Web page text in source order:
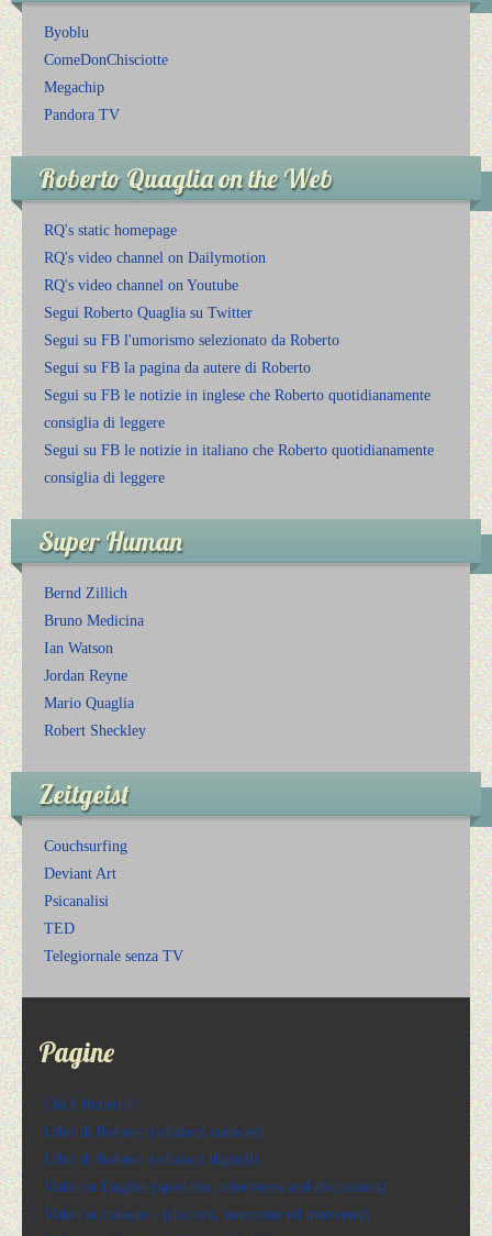
Byoblu
ComeDonChisciotte
Megachip
Pandora TV
Roberto Quaglia on the Web
RQ's static homepage
RQ's video channel on Dailymotion
RQ's video channel on Youtube
Segui Roberto Quaglia su Twitter
Segui su FB l'umorismo selezionato da Roberto
Segui su FB la pagina da autere di Roberto
Segui su FB le notizie in inglese che Roberto quotidianamente
consiglia di leggere
Segui su FB le notizie in italiano che Roberto quotidianamente
consiglia di leggere
Super Human
Bernd Zillich
Bruno Medicina
Ian Watson
Jordan Reyne
Mario Quaglia
Robert Sheckley
Zeitgeist
Couchsurfing
Deviant Art
Psicanalisi
TED
Telegiornale senza TV
Pagine
Chi è Roberto?
Libri di Roberto (edizioni cartacee)
Libri di Roberto (edizioni digitali)
Video in English (speeches, interviews and discussions)
Video in italiano – (discorsi, interviste ed interventi)